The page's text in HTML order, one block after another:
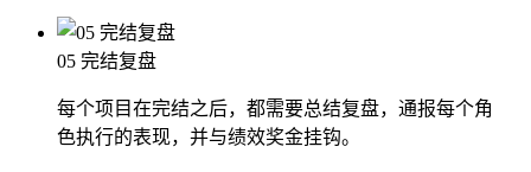
05 完结复盘
每个项目在完结之后，都需要总结复盘，通报每个角
色执行的表现，并与绩效奖金挂钩。